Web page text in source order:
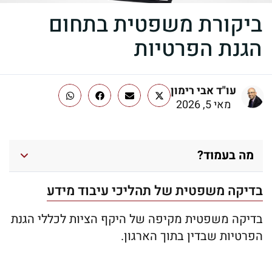
ביקורת משפטית בתחום
הגנת הפרטיות
עו"ד אבי רימון
מאי 5, 2026
בדיקה משפטית של תהליכי עיבוד מידע
בדיקה משפטית מקיפה של היקף הציות לכללי הגנת
הפרטיות שבדין בתוך הארגון.
מה בעמוד?